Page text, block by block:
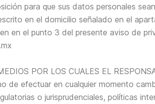
para que sus datos personales
en el domicilio señalado en el
en el punto 3 del presente aviso de
POR LOS CUALES EL
de efectuar en cualquier momento
o jurisprudenciales, políticas